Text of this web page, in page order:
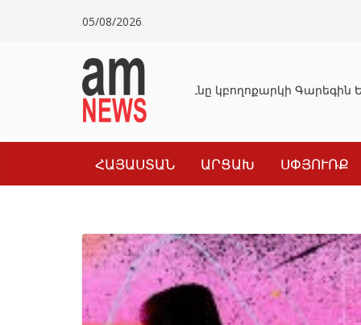
05/08/2026
Դատախազությունը կբողոքարկի Գարեգին
ՀԱՅԱՍՏԱՆ ԱՐՑԱԽ ՍՓՅՈՒՌՔ